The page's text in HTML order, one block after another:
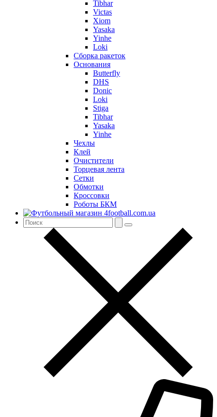
Tibhar
Victas
Xiom
Yasaka
Yinhe
Loki
Сборка ракеток
Основания
Butterfly
DHS
Donic
Loki
Stiga
Tibhar
Yasaka
Yinhe
Чехлы
Клей
Очистители
Торцевая лента
Сетки
Обмотки
Кроссовки
Роботы БКМ